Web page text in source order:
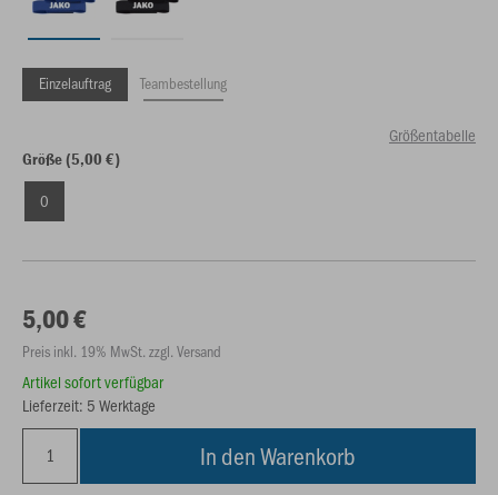
Einzelauftrag Teambestellung
Größentabelle
Größe (5,00 €)
0
5,00 €
Preis inkl. 19% MwSt. zzgl. Versand
Artikel sofort verfügbar
Lieferzeit: 5 Werktage
In den Warenkorb